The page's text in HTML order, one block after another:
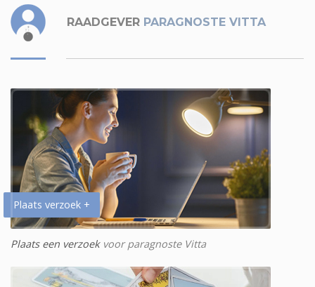
RAADGEVER PARAGNOSTE VITTA
Plaats verzoek +
Plaats een verzoekvoor paragnoste Vitta